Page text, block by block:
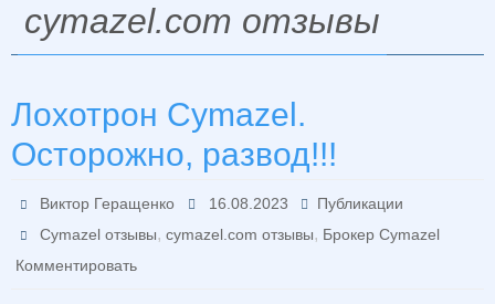
cymazel.com отзывы
Лохотрон Cymazel.
Осторожно, развод!!!
Виктор Геращенко 16.08.2023
Публикации
Cymazel отзывы,cymazel.com отзывы, Брокер Cymazel
Комментировать